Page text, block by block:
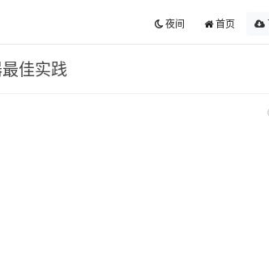
夜间 首页
佳实践